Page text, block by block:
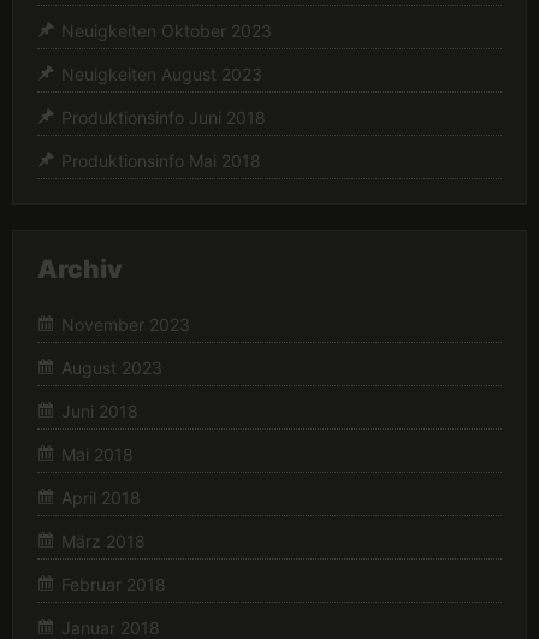
Neuigkeiten Oktober 2023
Neuigkeiten August 2023
Produktionsinfo Juni 2018
Produktionsinfo Mai 2018
Archiv
November 2023
August 2023
Juni 2018
Mai 2018
April 2018
März 2018
Februar 2018
Januar 2018